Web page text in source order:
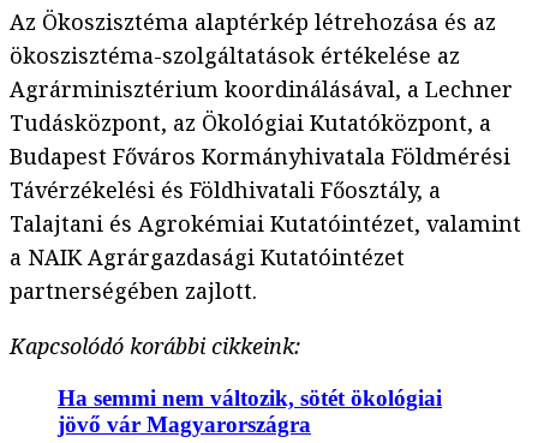
Az Ökoszisztéma alaptérkép létrehozása és az
ökoszisztéma-szolgáltatások értékelése az
Agrárminisztérium koordinálásával, a Lechner
Tudásközpont, az Ökológiai Kutatóközpont, a
Budapest Főváros Kormányhivatala Földmérési
Távérzékelési és Földhivatali Főosztály, a
Talajtani és Agrokémiai Kutatóintézet, valamint
a NAIK Agrárgazdasági Kutatóintézet
partnerségében zajlott.
Kapcsolódó korábbi cikkeink:
Ha semmi nem változik, sötét ökológiai
jövő vár Magyarországra